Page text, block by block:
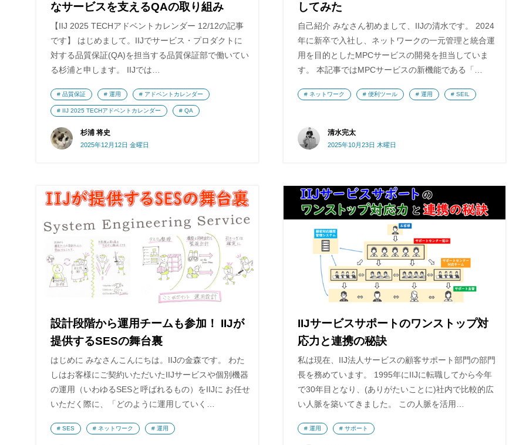
なサービスを支えるQAの取り組み
【IIJ 2025 TECHアドベントカレンダー 12/12の記事
です】 はじめまして。IIJでサービス・プロダクトに
対する品質保証(QA)を担当する品質保証部で働いてい
る杉浦と申します。 IIJでは…
杉浦 将史
2025年12月12日 金曜日
品質保証 運用 アドベントカレンダー
IIJ 2025 TECHアドベントカレンダー QA
してみた
自己紹介 みなさん初めまして、IIJの清水です。 2024
年に新卒で入社し、ネットワークの一元管理と統合運
用を目的としたMPCサービスの開発を担当していま
す。 本記事ではMPCサービスの新機能である「…
清水完太
2025年10月23日 木曜日
ネットワーク 便利ツール 運用 SEIL
設計段階から運用チームも参加！ IIJが
提供するSESの舞台裏
はじめに みなさんこんにちは。IIJの金森です。 わた
しはお客様にご契約いただいたIIJサービスや個別機器
の運用（いわゆるSESと呼ばれるもの）をIIJに お任せ
いただく際に、「どのように運用していく…
SES ネットワーク 運用
IIJサービスサポートのワンストップ対
応力と連携の秘訣
私は現在、IIJ法人サービスの顧客サポート部門の部門
長を務めています。 1995年にIIJに転職してから今年
で30年目となり、(ありがたいことに)社内で比較的広
い人脈を築いてきました。 この人脈を活用…
運用 サポート